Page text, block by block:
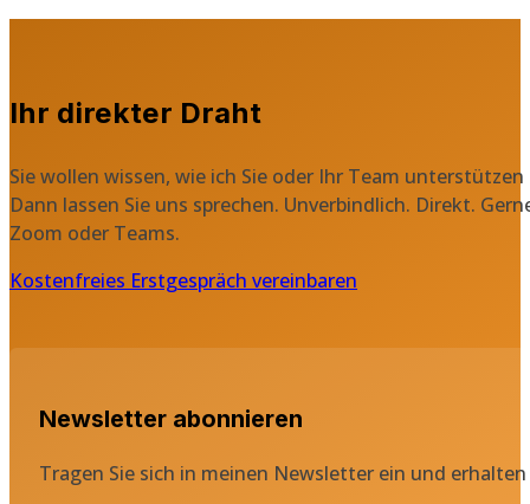
Ihr direkter Draht
Sie wollen wissen, wie ich Sie oder Ihr Team unterstützen
Dann lassen Sie uns sprechen. Unverbindlich. Direkt.
Zoom oder Teams.
Kostenfreies Erstgespräch vereinbaren
Newsletter abonnieren
Tragen Sie sich in meinen Newsletter ein und